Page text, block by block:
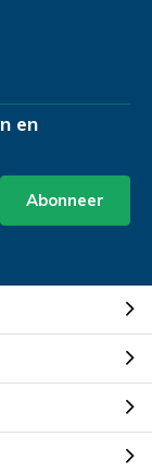
en
Abonneer